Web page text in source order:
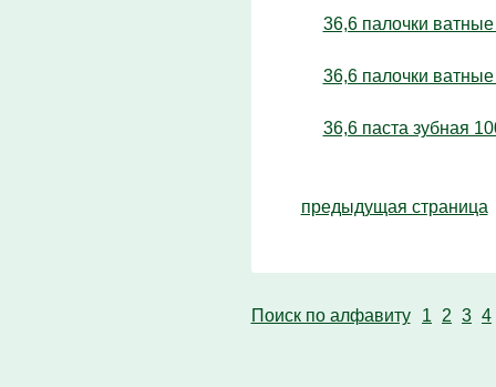
36,6 палочки
36,6 палочки
36,6 паста зубная
предыдущая страница
Поиск по алфавиту 1 2 3 4